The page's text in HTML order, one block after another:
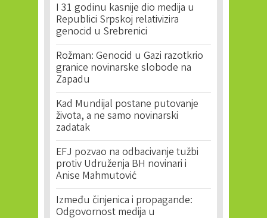
I 31 godinu kasnije dio medija u
Republici Srpskoj relativizira
genocid u Srebrenici
Rožman: Genocid u Gazi razotkrio
granice novinarske slobode na
Zapadu
Kad Mundijal postane putovanje
života, a ne samo novinarski
zadatak
EFJ pozvao na odbacivanje tužbi
protiv Udruženja BH novinari i
Anise Mahmutović
Između činjenica i propagande:
Odgovornost medija u